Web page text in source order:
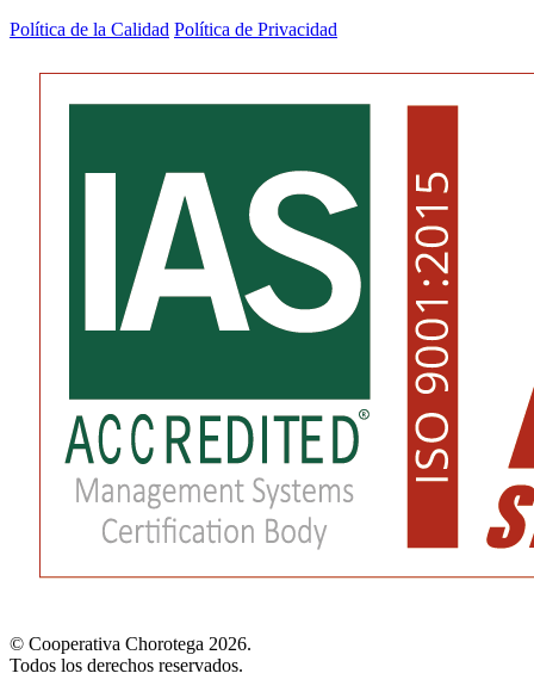
Política de la Calidad Política de Privacidad
© Cooperativa Chorotega 2026.
Todos los derechos reservados.